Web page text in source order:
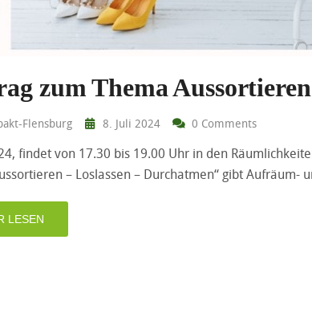
zum Thema Aussortieren
Flensburg 8. Juli 2024 0 Comments
findet von 17.30 bis 19.00 Uhr in den
– Loslassen – Durchatmen“ gibt Aufräum-
LESEN